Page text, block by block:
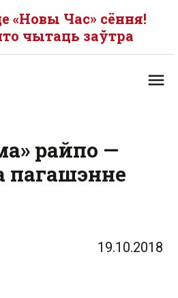
«Новы Час» сёння!
чытаць заўтра
райпо —
пагашэнне
19.10.2018